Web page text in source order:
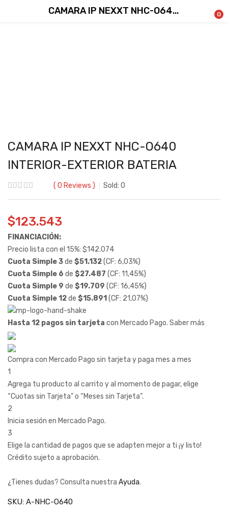
CAMARA IP NEXXT NHC-O640 INTERIOR-EXTERIOR BATERIA 0
CAMARA IP NEXXT NHC-O640
INTERIOR-EXTERIOR BATERIA
0 Reviews Sold: 0
$123.543
FINANCIACIÓN:
Precio lista con el 15%: $142.074
Cuota Simple 3de $51.132(CF: 6,03%)
Cuota Simple 6 de $27.487 (CF: 11,45%)
Cuota Simple 9 de $19.709 (CF: 16,45%)
Cuota Simple 12de $15.891 (CF: 21,07%)
Hasta 12 pagos sin tarjeta con Mercado Pago. Saber más
Compra con Mercado Pago sin tarjeta y paga mes a mes
1
Agrega tu producto al carrito y al momento de pagar, elige
“Cuotas sin Tarjeta” o “Meses sin Tarjeta”.
2
Inicia sesión en Mercado Pago.
3
Elige la cantidad de pagos que se adapten mejor a ti ¡y listo!
Crédito sujeto a aprobación.
¿Tienes dudas? Consulta nuestra Ayuda.
SKU: A-NHC-O640